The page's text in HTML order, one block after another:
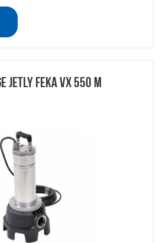
JETLY FEKA VX 550 M